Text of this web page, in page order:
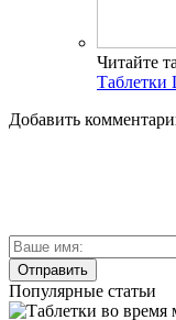
Читайте
Таблетки
Добавить
Популярные статьи